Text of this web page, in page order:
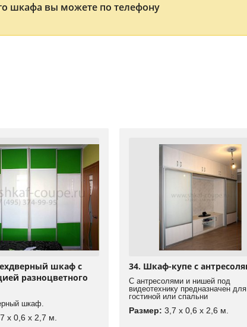
шкафа вы можете по телефону
шкаф с
разноцветного
шкаф.
x 0,6 x 2,7 м.
34. Шкаф-купе с
С антресолями и нишей под
видеотехнику предназначен для
гостиной или спальни
Размер: 3,7 x 0,6 x 2,6 м.